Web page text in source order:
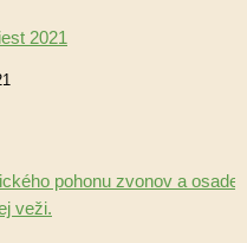
2021
pohonu zvonov a
veži.